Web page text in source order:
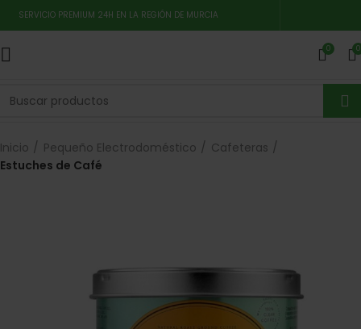
SERVICIO PREMIUM 24H EN LA REGIÓN DE MURCIA
0 0
Inicio Pequeño Electrodoméstico
Cafeteras
Estuches de Café